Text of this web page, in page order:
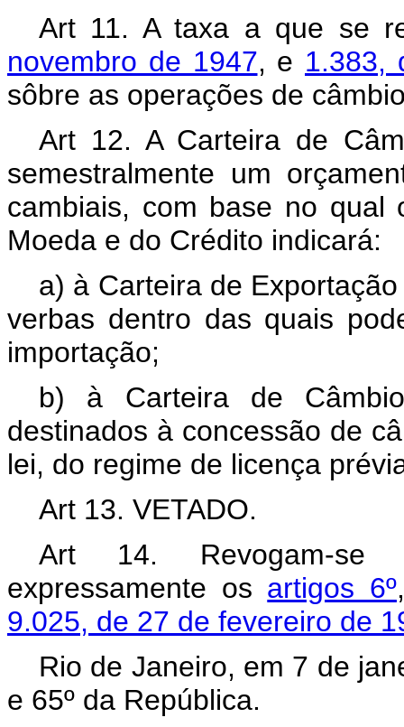
Art 11. A taxa a que se
novembro de 1947, e 1.383,
sôbre as operações de
Art 12. A Carteira de
semestralmente um
cambiais, com base no qual
Moeda e do Crédito indicará:
a) à Carteira de
verbas dentro das quais
importação;
b) à Carteira de
destinados à concessão de
lei, do regime de licença
Art 13. VETADO.
Art 14. Revogam-se
expressamente os artigos 6º
9.025, de 27 de fevereiro de
Rio de Janeiro, em 7 de
e 65º da República.